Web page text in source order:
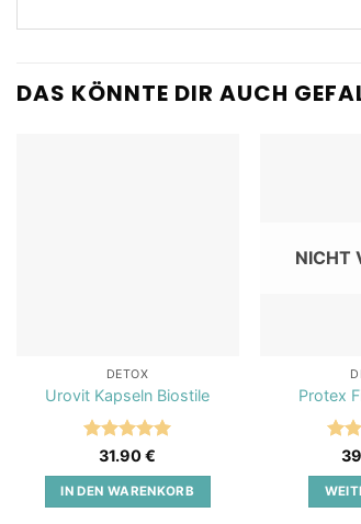
DAS KÖNNTE DIR AUCH
DETOX
Urovit Kapseln Biostile
Bewertet
5
31.90€
IN DEN WARENKORB
NICHT
Protex
5